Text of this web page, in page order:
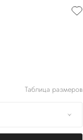
Таблица размеров